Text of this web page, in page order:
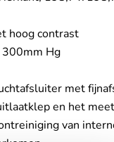
hoog contrast
300mm Hg
met
en het
van